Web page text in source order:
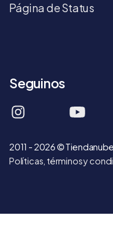
Página de Status
Seguinos
tiendanube
2011 - 2026 ©
Políticas, términos y